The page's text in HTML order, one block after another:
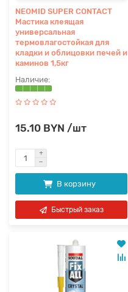
NEOMID SUPER CONTACT
Мастика клеящая
универсальная
термовлагостойкая для
кладки и облицовки печей и
каминов 1,5кг
15.10 BYN /шт
В корзину
Быстрый заказ